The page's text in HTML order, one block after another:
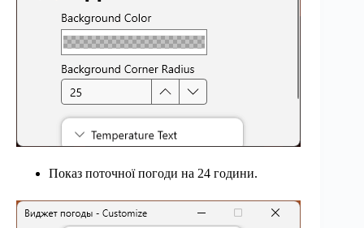
Показ поточної погоди на 24 години.